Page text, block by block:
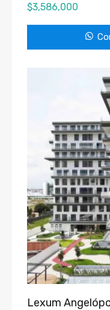
$3,586,000
Lexum